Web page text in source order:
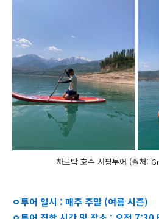
차르박 호수 서핑투어 (출처:
ㅇ투어 일시 : 매주 주말 (여름 시즌)